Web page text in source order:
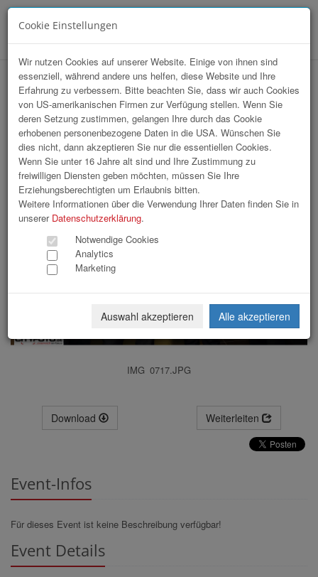
hr-lounge Mitte zu Gast bei Greiner
Holding AG
IMG_0717.JPG
Download Weiterleiten
Event-Infos
Für dieses Event ist keine Beschreibung verfügbar!
Event Details
Cookie Einstellungen
Wir nutzen Cookies auf unserer Website. Einige von ihnen sind
essenziell, während andere uns helfen, diese Website und Ihre
Erfahrung zu verbessern. Bitte beachten Sie, dass wir auch Cookies
von US-amerikanischen Firmen zur Verfügung stellen. Wenn Sie
deren Setzung zustimmen, gelangen Ihre durch das Cookie
erhobenen personenbezogene Daten in die USA. Wünschen Sie
dies nicht, dann akzeptieren Sie nur die essentiellen Cookies.
Wenn Sie unter 16 Jahre alt sind und Ihre Zustimmung zu
freiwilligen Diensten geben möchten, müssen Sie Ihre
Erziehungsberechtigten um Erlaubnis bitten.
Weitere Informationen über die Verwendung Ihrer Daten finden Sie in
unserer Datenschutzerklärung.
Notwendige Cookies
Analytics
Marketing
Auswahl akzeptieren Alle akzeptieren